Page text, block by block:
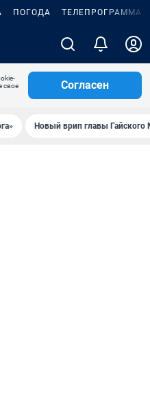
ПОГОДА ТЕЛЕПРОГРАММА
свое
Согласен
Новый врип главы Гайского